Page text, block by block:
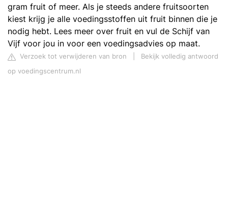
gram fruit of meer. Als je steeds andere fruitsoorten
kiest krijg je alle voedingsstoffen uit fruit binnen die je
nodig hebt. Lees meer over fruit en vul de Schijf van
Vijf voor jou in voor een voedingsadvies op maat.
Verzoek tot verwijderen van bron
Bekijk volledig antwoord
op voedingscentrum.nl